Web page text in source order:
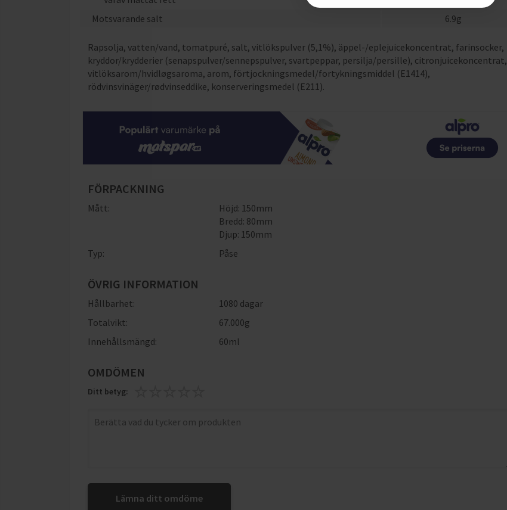
Motsvarande salt
6.9g
Rapsolja, vatten/vand, tomatpuré, salt, vitlökspulver (5,1%), äppel-/eplejuicekoncentrat, farinsocker,
kryddor/krydderier (senapspulver/sennepspulver, svartpeppar, persilja/persille), citronjuicekoncentrat,
vitlöksarom/hvidløgsaroma, arom, förtjockningsmedel/fortykningsmiddel (E1414),
rödvinsvinäger/rødvinseddike, konserveringsmedel (E211).
FÖRPACKNING
Mått:
Höjd: 150mm
Bredd: 80mm
Djup: 150mm
Typ:
Påse
ÖVRIG INFORMATION
Hållbarhet:
1080 dagar
Totalvikt:
67.000g
Innehållsmängd:
60ml
OMDÖMEN
Ditt betyg:
Lämna ditt omdöme